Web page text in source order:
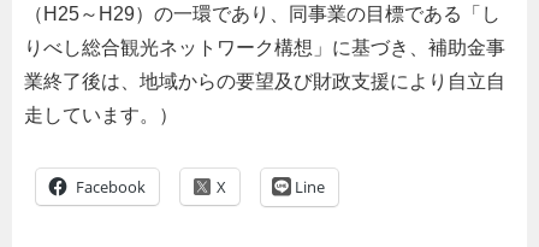
（H25～H29）の一環であり、同事業の目標である「し
りべし総合観光ネットワーク構想」に基づき、補助金事
業終了後は、地域からの要望及び財政支援により自立自
走しています。）
Facebook Line